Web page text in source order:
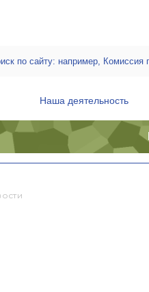
Наша деятельность